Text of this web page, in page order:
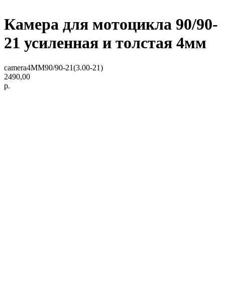
Камера для мотоцикла 90/90-
21 усиленная и толстая 4мм
camera4MM90/90-21(3.00-21)
2490,00
р.